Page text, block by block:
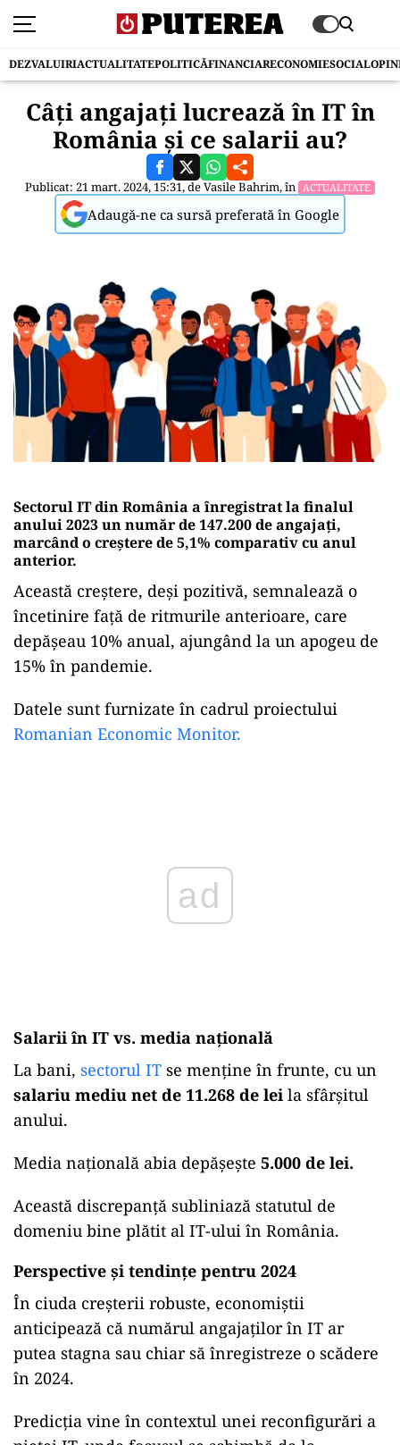
DEZVALUIRIACTUALITATEPOLITICĂFINANCIARECONOMIESOCIAL
Câți angajați lucrează în IT în
România și ce salarii au?
Publicat: 21 mart. 2024, 15:31, deVasile Bahrim, în ACTUALITATE
Adaugă-ne ca sursă preferată în Google
Sectorul IT din România a înregistrat la finalul
anului 2023 un număr de 147.200 de angajați,
marcând o creștere de 5,1% comparativ cu anul
anterior.
Această creștere, deși pozitivă, semnalează o
încetinire față de ritmurile anterioare, care
depășeau 10% anual, ajungând la un apogeu de
15% în pandemie.
Datele sunt furnizate în cadrul proiectului
Romanian Economic Monitor.
Salarii în IT vs. media națională
La bani, sectorul IT se menține în frunte, cu un
salariu mediu net de 11.268 de lei la sfârșitul
anului.
Media națională abia depășește 5.000 de lei.
Această discrepanță subliniază statutul de
domeniu bine plătit al IT-ului în România.
Perspective și tendințe pentru 2024
În ciuda creșterii robuste, economiștii
anticipează că numărul angajaților în IT ar
putea stagna sau chiar să înregistreze o scădere
în 2024.
Predicția vine în contextul unei reconfigurări a